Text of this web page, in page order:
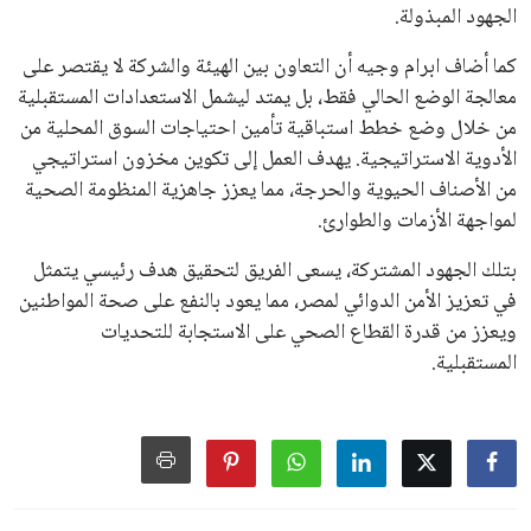
الجهود المبذولة.
كما أضاف ابرام وجيه أن التعاون بين الهيئة والشركة لا يقتصر على
معالجة الوضع الحالي فقط، بل يمتد ليشمل الاستعدادات المستقبلية
من خلال وضع خطط استباقية تأمين احتياجات السوق المحلية من
الأدوية الاستراتيجية. يهدف العمل إلى تكوين مخزون استراتيجي
من الأصناف الحيوية والحرجة، مما يعزز جاهزية المنظومة الصحية
لمواجهة الأزمات والطوارئ.
بتلك الجهود المشتركة، يسعى الفريق لتحقيق هدف رئيسي يتمثل
في تعزيز الأمن الدوائي لمصر، مما يعود بالنفع على صحة المواطنين
ويعزز من قدرة القطاع الصحي على الاستجابة للتحديات
المستقبلية.